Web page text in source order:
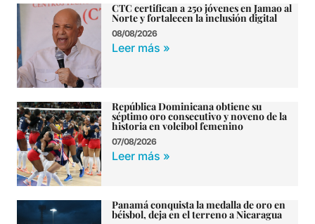
CTC certifican a 250 jóvenes en Jamao al
Norte y fortalecen la inclusión digital
08/08/2026
Leer más »
República Dominicana obtiene su
séptimo oro consecutivo y noveno de la
historia en voleibol femenino
07/08/2026
Leer más »
Panamá conquista la medalla de oro en
béisbol, deja en el terreno a Nicaragua